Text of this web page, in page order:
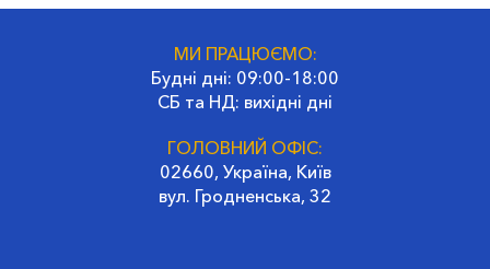
МИ ПРАЦЮЄМО:
Будні дні: 09:00-18:00
СБ та НД: вихідні дні
ГОЛОВНИЙ ОФІС:
02660, Україна, Київ
вул. Гродненська, 32